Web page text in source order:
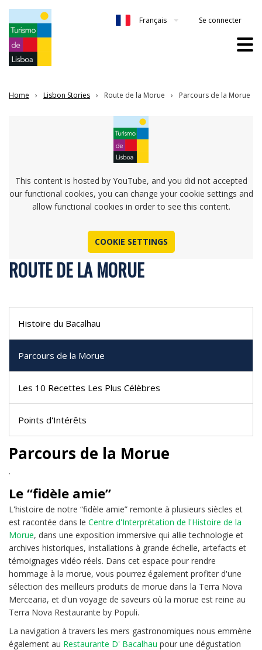
Français Se connecter
Home Lisbon Stories Route de la Morue Parcours de la Morue
This content is hosted by YouTube, and you did not accepted
our functional cookies, you can change your cookie settings and
allow functional cookies in order to see this content.
COOKIE SETTINGS
ROUTE DE LA MORUE
Histoire du Bacalhau
Parcours de la Morue
Les 10 Recettes Les Plus Célèbres
Points d'Intérêts
Parcours de la Morue
.
Le “fidèle amie”
L'histoire de notre “fidèle amie” remonte à plusieurs siècles et
est racontée dans le Centre d'Interprétation de l'Histoire de la
Morue, dans une exposition immersive qui allie technologie et
archives historiques, installations à grande échelle, artefacts et
témoignages vidéo réels. Dans cet espace pour rendre
hommage à la morue, vous pourrez également profiter d'une
sélection des meilleurs produits de morue dans la Terra Nova
Mercearia, et d'un voyage de saveurs où la morue est reine au
Terra Nova Restaurante by Populi.
La navigation à travers les mers gastronomiques nous emmène
également au Restaurante D' Bacalhau pour une dégustation